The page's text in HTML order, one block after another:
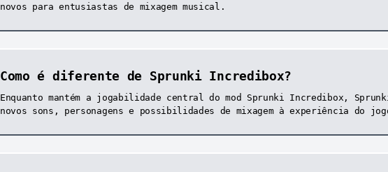
novos para entusiastas de mixagem musical.
Como é diferente de Sprunki Incredibox?
Enquanto mantém a jogabilidade central do mod Sprunki Incredibox,
novos sons, personagens e possibilidades de mixagem à experiência do